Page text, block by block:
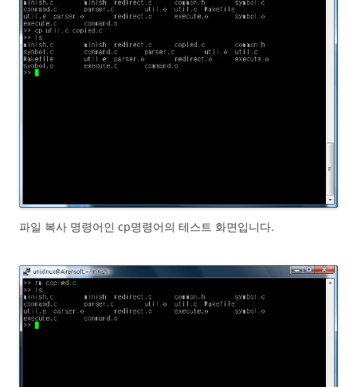
파일 복사 명령어인 cp명령어의 테스트 화면입니다.